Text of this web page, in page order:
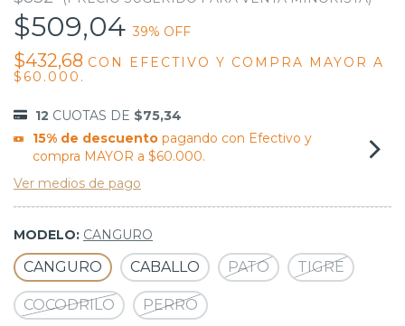
$509,0439% OFF
$432,68 CON
EFECTIVO Y COMPRA MAYOR A
$60.000.
12 CUOTAS DE $75,34
15% de descuentopagando con Efectivo y
compra MAYOR a $60.000.
Ver medios de pago
MODELO: CANGURO
CANGURO CABALLO PATO TIGRE
COCODRILO PERRO